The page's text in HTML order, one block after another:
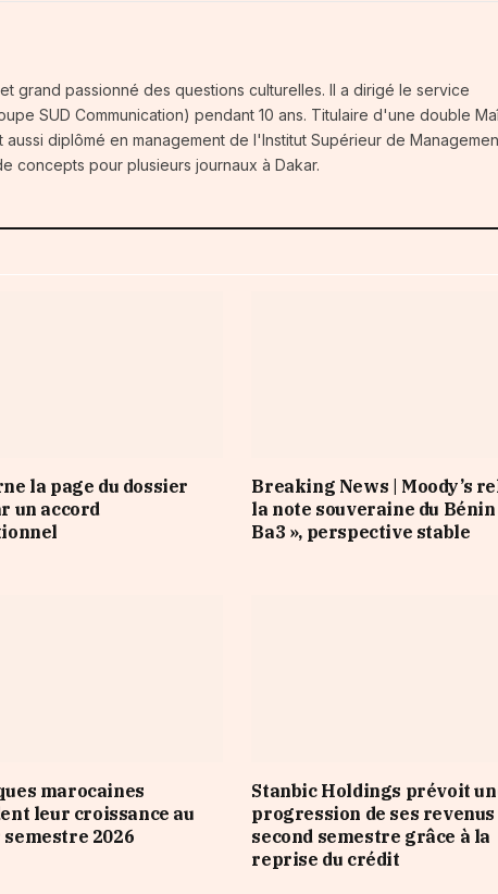
grand passionné des questions culturelles. Il a dirigé le service
SUD Communication) pendant 10 ans. Titulaire d'une double
diplômé en management de l'Institut Supérieur de
concepts pour plusieurs journaux à Dakar.
la page du dossier
un accord
Breaking News | Moody’s
la note souveraine du Bénin
Ba3 », perspective stable
marocaines
leur croissance au
2026
Stanbic Holdings prévoit
progression de ses revenus
second semestre grâce à la
reprise du crédit